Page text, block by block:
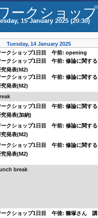
ークショップ
15 January 2025 (20:30)
Tuesday, 14 January 2025
ークショップ1日目 午前: opening
ークショップ1日目 午前: 修論に関する
究発表(M2)
ークショップ1日目 午前: 修論に関する
究発表(M2)
ークショップ1日目 午前: 修論に関する
究発表(加納)
ークショップ1日目 午前: 修論に関する
究発表(M2)
ークショップ1日目 午前: 修論に関する
究発表(M2)
break
ークショップ1日目 午後: 糠塚さん 講